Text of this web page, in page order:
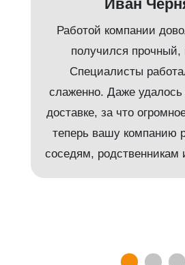
Иван
Работой компании
получился
Специалисты
слаженно. Даже удалось
доставке, за что
теперь вашу компанию
соседям, родственникам